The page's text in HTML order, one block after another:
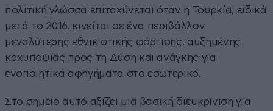
πολιτική γλώσσα επιταχύνεται όταν η Τουρκία, ειδικά
μετά το 2016, κινείται σε ένα περιβάλλον
μεγαλύτερης εθνικιστικής φόρτισης, αυξημένης
καχυποψίας προς τη Δύση και ανάγκης για
ενοποιητικά αφηγήματα στο εσωτερικό.
Στο σημείο αυτό αξίζει μια βασική διευκρίνιση για